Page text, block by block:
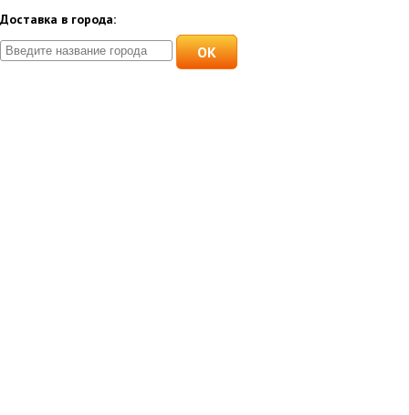
Доставка в города:
OK